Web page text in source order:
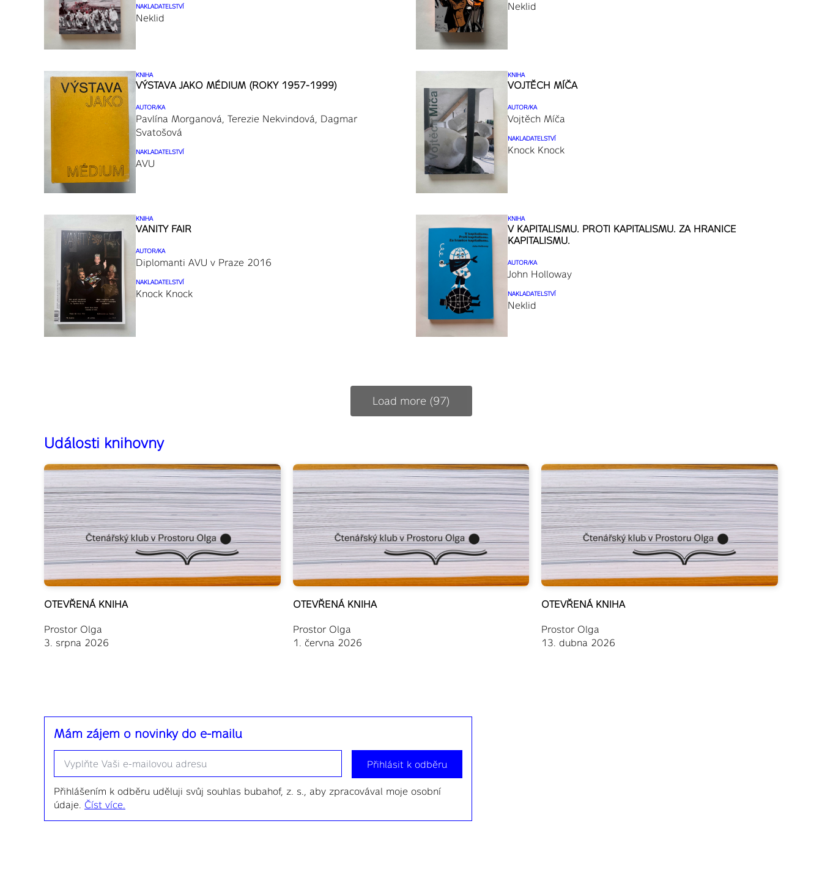
NAKLADATELSTVÍ
Neklid
Neklid
KNIHA
VÝSTAVA JAKO MÉDIUM (ROKY 1957-1999)
AUTOR/KA
Pavlína Morganová, Terezie Nekvindová, Dagmar
Svatošová
NAKLADATELSTVÍ
AVU
KNIHA
VOJTĚCH MÍČA
AUTOR/KA
Vojtěch Míča
NAKLADATELSTVÍ
Knock Knock
KNIHA
VANITY FAIR
AUTOR/KA
Diplomanti AVU v Praze 2016
NAKLADATELSTVÍ
Knock Knock
KNIHA
V KAPITALISMU. PROTI KAPITALISMU. ZA HRANICE
KAPITALISMU.
AUTOR/KA
John Holloway
NAKLADATELSTVÍ
Neklid
Load more (97)
Události knihovny
OTEVŘENÁ KNIHA
Prostor Olga
3. srpna 2026
OTEVŘENÁ KNIHA
Prostor Olga
1. června 2026
OTEVŘENÁ KNIHA
Prostor Olga
13. dubna 2026
Mám zájem o novinky do e-mailu
Přihlásit k odběru
Přihlášením k odběru uděluji svůj souhlas bubahof, z. s., aby zpracovával moje osobní
údaje. Číst více.